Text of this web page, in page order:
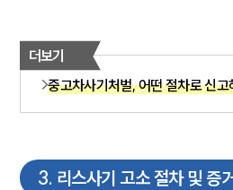
더보기
중고차사기처벌, 어떤 절차로 신고
3. 리스사기 고소 절차 및 증